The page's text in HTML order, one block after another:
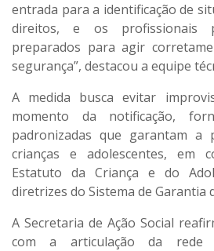
entrada para a identificação de
direitos, e os profissionais
preparados para agir
segurança”, destacou a equipe
A medida busca evitar
momento da notificação,
padronizadas que garantam a
crianças e adolescentes, em
Estatuto da Criança e do
diretrizes do Sistema de Garantia
A Secretaria de Ação Social
com a articulação da rede